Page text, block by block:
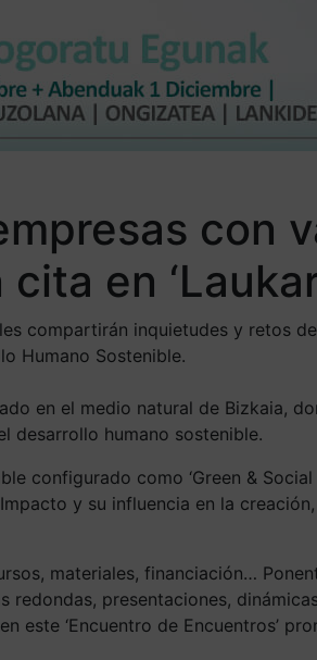
con
en
compartirán inquietudes y retos
Humano Sostenible.
en el medio natural de Bizkaia,
desarrollo humano sostenible.
como ‘Green & Social
y su influencia en la
materiales, financiación…
redondas, presentaciones,
este ‘Encuentro de Encuentros’